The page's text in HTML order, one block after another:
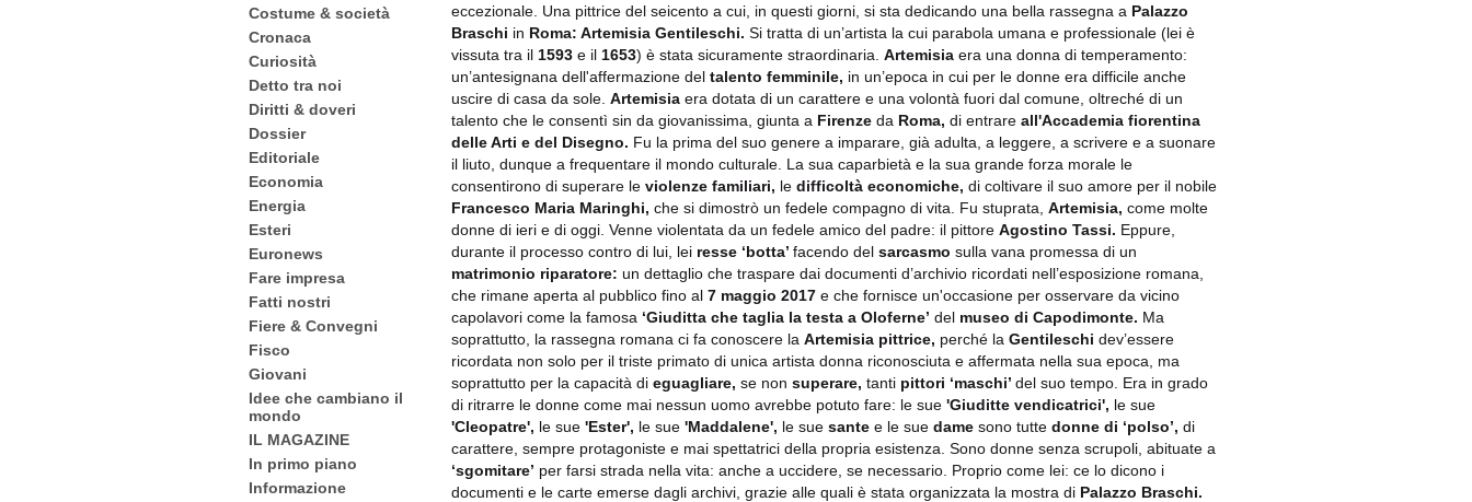
Costume & società
Cronaca
Curiosità
Detto tra noi
Diritti & doveri
Dossier
Editoriale
Economia
Energia
Esteri
Euronews
Fare impresa
Fatti nostri
Fiere & Convegni
Fisco
Giovani
Idee che cambiano il
mondo
IL MAGAZINE
In primo piano
Informazione
eccezionale. Una pittrice del seicento a cui, in questi giorni, si sta dedicando una bella rassegna a Palazzo
Braschi in Roma: Artemisia Gentileschi. Si tratta di un’artista la cui parabola umana e professionale (lei è
vissuta tra il 1593 e il 1653) è stata sicuramente straordinaria. Artemisia era una donna di temperamento:
un’antesignana dell'affermazione del talento femminile, in un’epoca in cui per le donne era difficile anche
uscire di casa da sole. Artemisia era dotata di un carattere e una volontà fuori dal comune, oltreché di un
talento che le consentì sin da giovanissima, giunta a Firenze da Roma, di entrare all'Accademia fiorentina
delle Arti e del Disegno. Fu la prima del suo genere a imparare, già adulta, a leggere, a scrivere e a suonare
il liuto, dunque a frequentare il mondo culturale. La sua caparbietà e la sua grande forza morale le
consentirono di superare le violenze familiari, le difficoltà economiche, di coltivare il suo amore per il nobile
Francesco Maria Maringhi, che si dimostrò un fedele compagno di vita. Fu stuprata, Artemisia, come molte
donne di ieri e di oggi. Venne violentata da un fedele amico del padre: il pittore Agostino Tassi. Eppure,
durante il processo contro di lui, lei resse ‘botta’ facendo del sarcasmo sulla vana promessa di un
matrimonio riparatore: un dettaglio che traspare dai documenti d’archivio ricordati nell’esposizione romana,
che rimane aperta al pubblico fino al 7 maggio 2017 e che fornisce un'occasione per osservare da vicino
capolavori come la famosa ‘Giuditta che taglia la testa a Oloferne’ del museo di Capodimonte. Ma
soprattutto, la rassegna romana ci fa conoscere la Artemisia pittrice, perché la Gentileschi dev’essere
ricordata non solo per il triste primato di unica artista donna riconosciuta e affermata nella sua epoca, ma
soprattutto per la capacità di eguagliare, se non superare, tanti pittori ‘maschi’ del suo tempo. Era in grado
di ritrarre le donne come mai nessun uomo avrebbe potuto fare: le sue 'Giuditte vendicatrici', le sue
'Cleopatre', le sue 'Ester', le sue 'Maddalene', le sue sante e le sue dame sono tutte donne di ‘polso’, di
carattere, sempre protagoniste e mai spettatrici della propria esistenza. Sono donne senza scrupoli, abituate a
‘sgomitare’ per farsi strada nella vita: anche a uccidere, se necessario. Proprio come lei: ce lo dicono i
documenti e le carte emerse dagli archivi, grazie alle quali è stata organizzata la mostra di Palazzo Braschi.